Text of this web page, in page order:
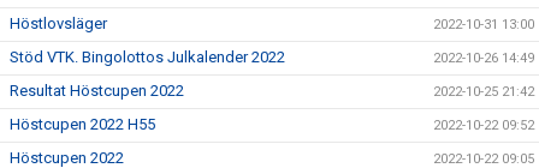
Höstlovsläger 2022-10-31 13:00
Stöd VTK. Bingolottos Julkalender 2022 2022-10-26 14:49
Resultat Höstcupen 2022 2022-10-25 21:42
Höstcupen 2022 H55 2022-10-22 09:52
Höstcupen 2022 2022-10-22 09:05